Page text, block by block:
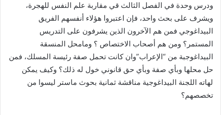
ودرس وحدة في الفصل الثالث قي مقاربة علم النفس للهجرة،
ويشرف على بحث واحد، فإن اعتبروا هؤلاء أنفسهم الفريق
البيداغوجي فمن هم الآخرون الذين يشرفون على التدريس
المستمر؟ ومن هم أصحاب الاختصاص ؟ ومامحل المنسقة
البيداغوجبة من “الإعراب”وان كانت تحمل صفة رئيسة المسلك، فمن
حل محلها وبأي صفة وبأي حق قانوني خول له ذلك؟ وكيف يمكن
لهاته اللجنة البيداغوجية مناقشة ثمانية بحوث ماستر ليسوا من
تخصصهم؟